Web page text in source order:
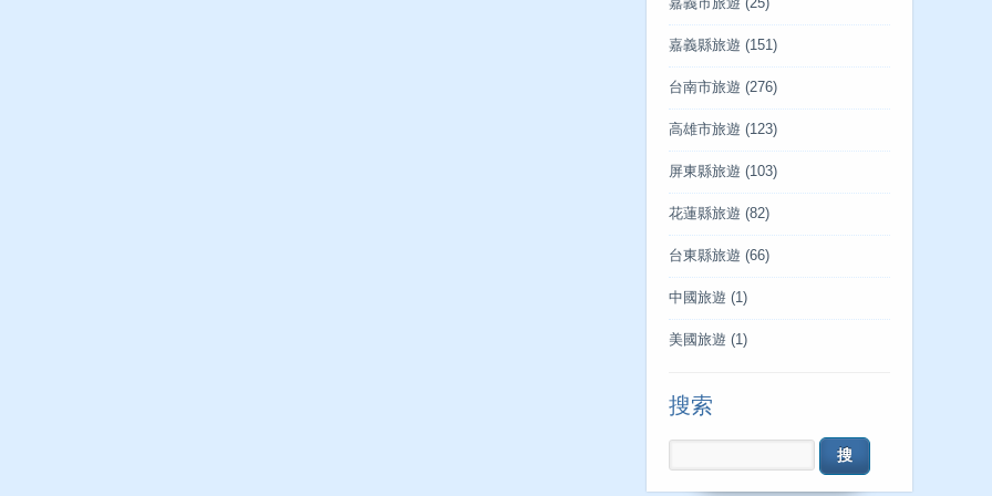
嘉義市旅遊 (25)
嘉義縣旅遊 (151)
台南市旅遊 (276)
高雄市旅遊 (123)
屏東縣旅遊 (103)
花蓮縣旅遊 (82)
台東縣旅遊 (66)
中國旅遊 (1)
美國旅遊 (1)
搜索